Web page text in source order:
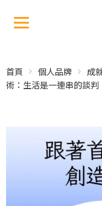
首頁 個人品牌 成
術：生活是一連串的談